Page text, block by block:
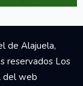
de Alajuela,
reservados Los
del web